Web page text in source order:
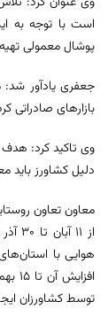
است با توجه به
پوشال معمولی
جعفری یادآور شد:
بازارهای صادراتی
وی تاکید کرد:
دلیل کشاورز باید
معاون تعاون
از
هوایی با
توسط کشاورزان